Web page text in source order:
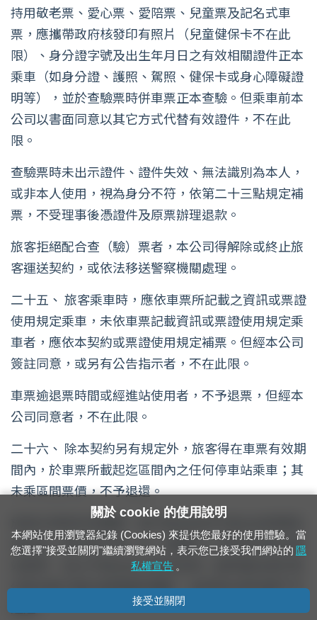
持用敬老票、愛心票、愛陪票、兒童票及記名式車
票，應攜帶政府核發印有照片（兒童健保卡不在此
限）、身分證字號及出生年月日之有效相關證件正本
乘車（如身分證、護照、駕照、健保卡或身心障礙證
明等），並於查驗票時併車票正本查驗。但乘車前本
公司以書面同意以其它方式代替有效證件，不在此
限。
查驗票時未出示證件、證件失效、無法識別為本人，
或非本人使用，視為身分不符，依第二十三點規定補
票，不受理事後憑證件及原票辦理退款。
旅客拒絕配合查（驗）票者，本公司得解除或終止旅
客運送契約，或依法移送警察機關處理。
二十五、 旅客乘車時，應依車票所記載之資訊或票證
使用規定乘車，未依車票記載資訊或票證使用規定乘
車者，應依本契約或票證使用規定補票。但經本公司
簽註同意，或另有公告指示者，不在此限。
車票逾退票時間或經進站使用者，不予退票，但經本
公司同意者，不在此限。
二十六、 除本契約另有規定外，旅客得在車票有效期
間內，於車票所載起迄區間內之任何停車站乘車；其
未乘區間票價，不予退還。
旅客在車票有效期間，經中途站註記中途出站時間及
站名後，得中途下車一次，並應於一小時內於再次進
站乘車，並以中途出站之車站為限；逾時進站或於其
他車站再次進站者應重新購票，且原票未乘區間不予
關於 cookie 的使用說明
本網站使用瀏覽器紀錄 (Cookies) 來提供您最好的使用體驗。當
您選擇"接受並關閉"繼續瀏覽網站，表示您已接受我們網站的 隱
私權宣告 。
接受並關閉